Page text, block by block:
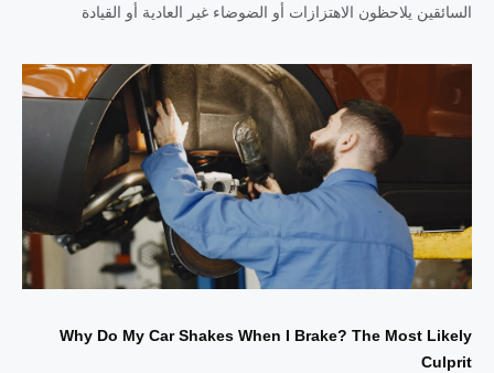
السائقين يلاحظون الاهتزازات أو الضوضاء غير العادية أو القيادة
Why Do My Car Shakes When I Brake? The Most Likely
Culprit